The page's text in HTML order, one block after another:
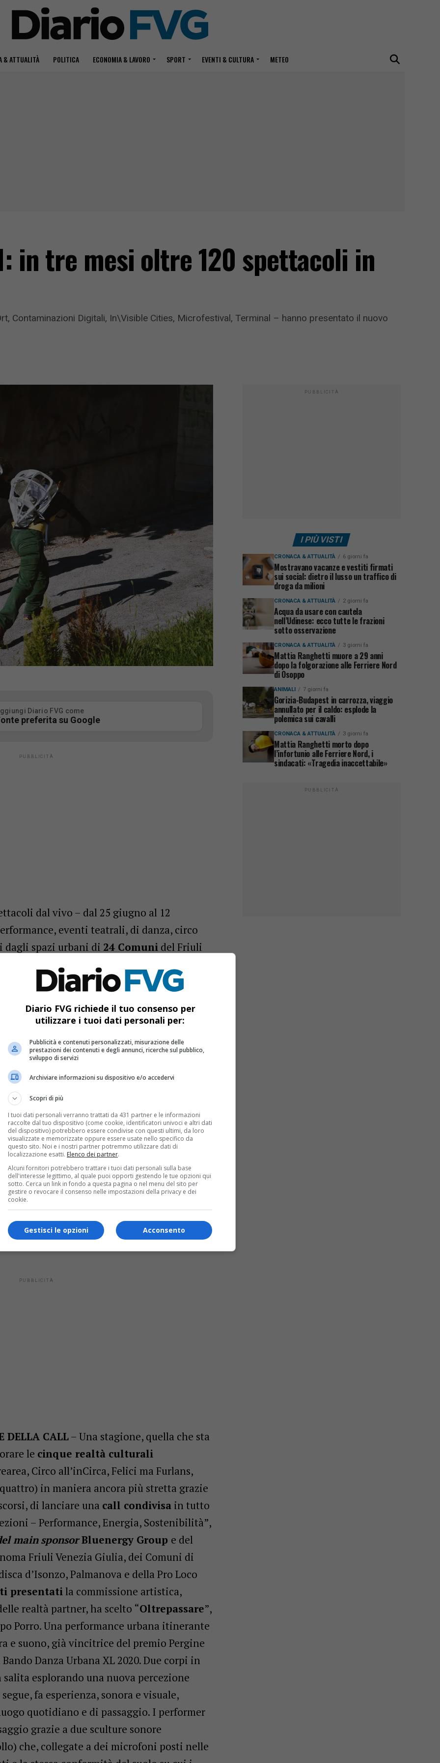
& ATTUALITÀ POLITICA ECONOMIA & LAVORO SPORT EVENTI & CULTURA METEO
in tre mesi oltre 120 spettacoli in
Contaminazioni Digitali, In\Visible Cities, Microfestival, Terminal – hanno presentato il nuovo
Diario FVG come
preferita su Google
dal vivo – dal 25 giugno al 12
eventi teatrali, di danza, circo
dagli spazi urbani di 24 Comuni del Friuli
Duino, Fagagna, Gorizia, Gradisca
Moruzzo, Palmanova, Pordenone,
Trieste, Turriaco, Udine, Valvasone,
ben 11 Paesi esteri(Belgio, Brasile,
Paesi Bassi, Slovacchia, Slovenia,
dei6 Festival
(AreaDanza, Art Tal Ort,
Cities, Microfestival, Terminal) della rete
sotto la Loggia del Lionello, a Udine, ha
descrivere le novità delle nuove edizioni
di Intersezioni; Marta Bevilacqua,
Pecile, coordinatore di Art Tal Ort;
artistico di Invisible Cities e
Facchin per Microfestival; Davide
di Terminal, Festival dell’arte in strada.
cultura del Comune di Udine, Fabrizio
DELLA CALL– Una stagione, quella che sta
le cinque realtà culturali
Circo all’inCirca, Felici ma Furlans,
in maniera ancora più stretta grazie
di lanciare una call condivisa in tutto
– Performance, Energia, Sostenibilità”,
main sponsorBluenergy Group e del
Friuli Venezia Giulia, dei Comuni di
d’Isonzo, Palmanova e della Pro Loco
presentati la commissione artistica,
realtà partner, ha scelto “Oltrepassare”,
Porro. Una performance urbana itinerante
e suono, già vincitrice del premio Pergine
Danza Urbana XL 2020. Due corpi in
esplorando una nuova percezione
fa esperienza, sonora e visuale,
quotidiano e di passaggio. I performer
grazie a due sculture sonore
che, collegate a dei microfoni posti nelle
PUBBLICITÀ
I PIÙ VISTI
CRONACA & ATTUALITÀ 6 giorni fa
Mostravano vacanze e vestiti firmati
sui social: dietro il lusso un traffico di
droga da milioni
CRONACA & ATTUALITÀ 2 giorni fa
Acqua da usare con cautela
nell’Udinese: ecco tutte le frazioni
sotto osservazione
CRONACA & ATTUALITÀ 3 giorni fa
Mattia Ranghetti muore a 29 anni
dopo la folgorazione alle Ferriere Nord
di Osoppo
ANIMALI 7 giorni fa
Gorizia-Budapest in carrozza, viaggio
annullato per il caldo: esplode la
polemica sui cavalli
CRONACA & ATTUALITÀ 3 giorni fa
Mattia Ranghetti morto dopo
l’infortunio alle Ferriere Nord, i
sindacati: «Tragedia inaccettabile»
PUBBLICITÀ
Diario FVG richiede il tuo consenso per
utilizzare i tuoi dati personali per:
Pubblicità e contenuti personalizzati, misurazione delle
prestazioni dei contenuti e degli annunci, ricerche sul pubblico,
sviluppo di servizi
Archiviare informazioni su dispositivo e/o accedervi
Scopri di più
I tuoi dati personali verranno trattati da 431 partner e le informazioni
raccolte dal tuo dispositivo (come cookie, identificatori univoci e altri dati
del dispositivo) potrebbero essere condivise con questi ultimi, da loro
visualizzate e memorizzate oppure essere usate nello specifico da
questo sito. Noi e i nostri partner potremmo utilizzare dati di
localizzazione esatti. Elenco dei partner.
Alcuni fornitori potrebbero trattare i tuoi dati personali sulla base
dell'interesse legittimo, al quale puoi opporti gestendo le tue opzioni qui
sotto. Cerca un link in fondo a questa pagina o nel menu del sito per
gestire o revocare il consenso nelle impostazioni della privacy e dei
cookie.
Acconsento
Gestisci le opzioni